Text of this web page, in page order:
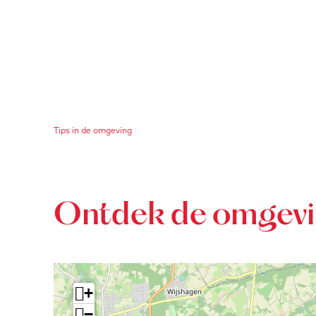
Ontdek de
Tips in de omgeving
+